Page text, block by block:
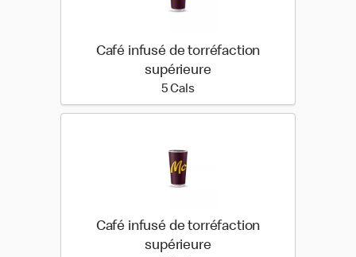
Café infusé de torréfaction
supérieure
5 Cals5 calories
Café infusé de torréfaction
supérieure